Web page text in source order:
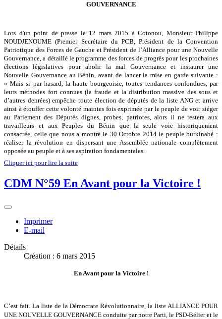
GOUVERNANCE
Lors d'un point de presse le 12 mars 2015 à Cotonou, Monsieur Philippe
NOUDJENOUME (Premier Secrétaire du PCB, Président de la Convention
Patriotique des Forces de Gauche et Président de l’Alliance pour une Nouvelle
Gouvernance, a détaillé le programme des forces de progrès pour les prochaines
élections législatives pour abolir la mal Gouvernance et instaurer une
Nouvelle Gouvernance au Bénin, avant de lancer la mise en garde suivante :
«Mais si par hasard, la haute bourgeoisie, toutes tendances confondues, par
leurs méthodes fort connues (la fraude et la distribution massive des sous et
d’autres denrées) empêche toute élection de députés de la liste ANG et arrive
ainsi à étouffer cette volonté maintes fois exprimée par le peuple de voir siéger
au Parlement des Députés dignes, probes, patriotes, alors il ne restera aux
travailleurs et aux Peuples du Bénin que la seule voie historiquement
consacrée, celle que nous a montré le 30 Octobre 2014 le peuple burkinabè :
réaliser la révolution en dispersant une Assemblée nationale complètement
opposée au peuple et à ses aspiration fondamentales.
Cliquer ici pour lire la suite
CDM N°59 En Avant pour la Victoire !
Imprimer
E-mail
Détails
Création : 6 mars 2015
En Avant pour la Victoire !
C’est fait. La liste de la Démocrate Révolutionnaire, la liste ALLIANCE POUR
UNE NOUVELLE GOUVERNANCE conduite par notre Parti, le PSD-Bélier et le